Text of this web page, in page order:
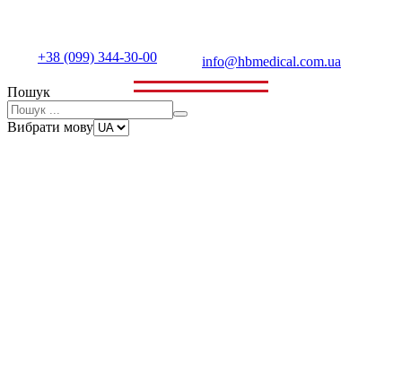
+38 (099) 344-30-00
info@hbmedical.com.ua
Пошук
Вибрати мову